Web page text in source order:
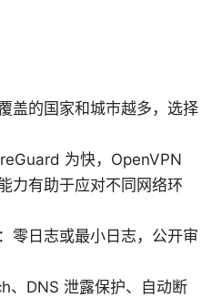
盖的国家和城市越多，选择
为快，OpenVPN
力有助于应对不同网络环
零日志或最小日志，公开审
、DNS 泄露保护、自动断